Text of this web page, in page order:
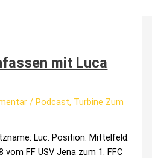
mit Luca
/Podcast, Turbine Zum
Luc. Position: Mittelfeld.
FF USV Jena zum 1. FFC